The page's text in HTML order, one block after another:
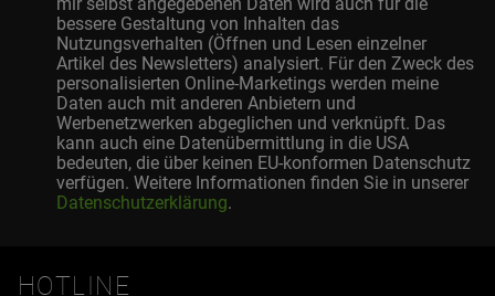
bessere Gestaltung von Inhalten das
Nutzungsverhalten (Öffnen und Lesen einzelner
Artikel des Newsletters) analysiert. Für den Zweck des
personalisierten Online-Marketings werden meine
Daten auch mit anderen Anbietern und
Werbenetzwerken abgeglichen und verknüpft. Das
kann auch eine Datenübermittlung in die USA
bedeuten, die über keinen EU-konformen Datenschutz
verfügen. Weitere Informationen finden Sie in unserer
Datenschutzerklärung.
HOTLINE